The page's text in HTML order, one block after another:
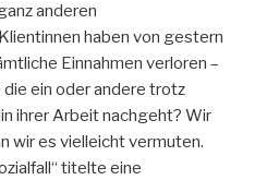
anderen
haben von gestern
Einnahmen verloren –
ein oder andere trotz
ihrer Arbeit nachgeht? Wir
wir es vielleicht vermuten.
titelte eine